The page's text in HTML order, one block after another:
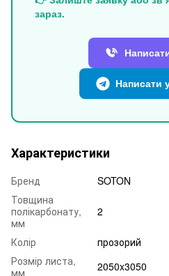
зараз.
Написати
Характеристики
Бренд
SOTON
Товщина
полікарбонату,
мм
2
Колір
прозорий
Розмір листа,
мм
2050x3050